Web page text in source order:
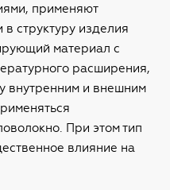
применяют
структуру изделия
материал с
расширения,
внутренним и внешним
При этом тип
влияние на